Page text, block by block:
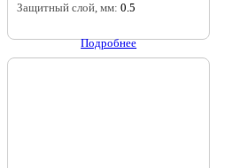
Защитный слой, мм: 0.5
Подробнее